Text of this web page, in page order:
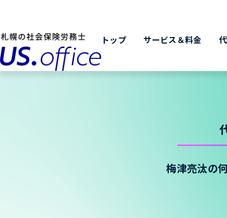
トップ サービス＆料金
梅津亮汰の